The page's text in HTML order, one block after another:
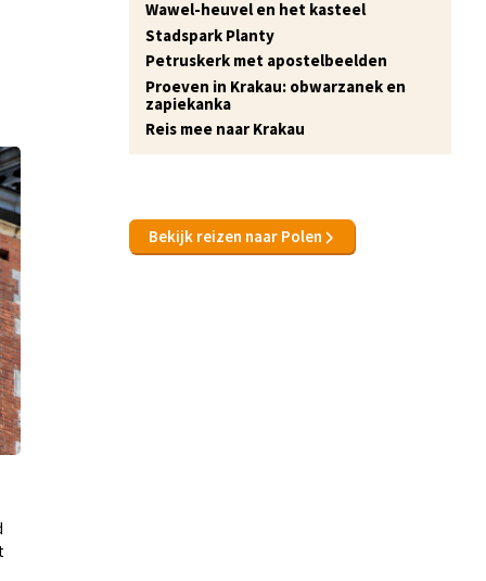
Wawel-heuvel en het kasteel
Stadspark Planty
Petruskerk met apostelbeelden
Proeven in Krakau: obwarzanek en
zapiekanka
Reis mee naar Krakau
Bekijk reizen naar Polen